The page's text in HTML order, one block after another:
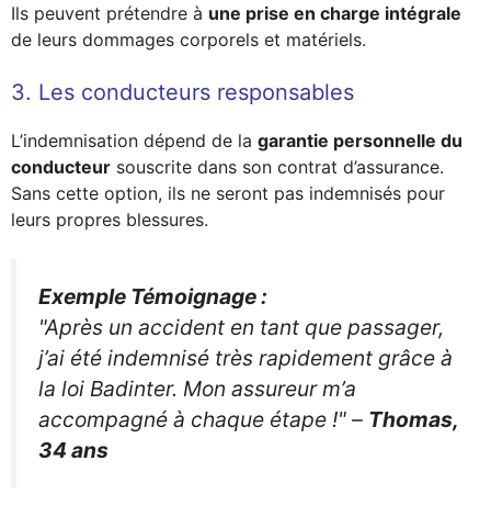
Ils peuvent prétendre à une prise en charge intégrale
de leurs dommages corporels et matériels.
3. Les conducteurs responsables
L’indemnisation dépend de la garantie personnelle du
conducteur souscrite dans son contrat d’assurance.
Sans cette option, ils ne seront pas indemnisés pour
leurs propres blessures.
Exemple Témoignage :
"Après un accident en tant que passager,
j’ai été indemnisé très rapidement grâce à
la loi Badinter. Mon assureur m’a
accompagné à chaque étape !" – Thomas,
34 ans